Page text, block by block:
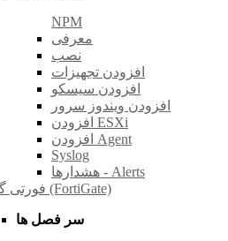
NPM
معرفی
نصب
افزودن تجهیزات
افزودن سیسکو
افزودن ویندوز سرور
افزودن ESXi
افزودن Agent
Syslog
هشدارها - Alerts
فورتی گیت (FortiGate)
سر فصل ها